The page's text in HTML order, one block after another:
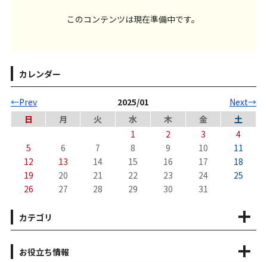
このコンテンツは現在準備中です。
カレンダー
←Prev 2025/01
Next→
日
月 火 水 木 金
土
1
2 3
4
5
6 7 8 9 10
11
12
13 14 15 16 17
18
19
20 21 22 23 24
25
26
27 28 29 30 31
カテゴリ
お役立ち情報